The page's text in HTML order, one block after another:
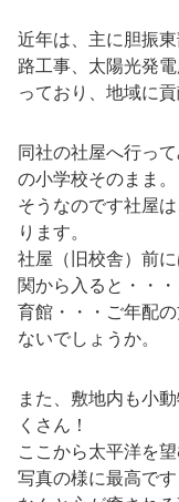
近年は、主に胆振
路工事、太陽光発
っており、地域に貢
同社の社屋へ行っ
の小学校そのまま。
そうなのです社屋
ります。
社屋（旧校舎）前
関から入ると・・
育館・・・ご年配
ないでしょうか。
また、敷地内も小
くさん！
ここから太平洋を
写真の様に最高です